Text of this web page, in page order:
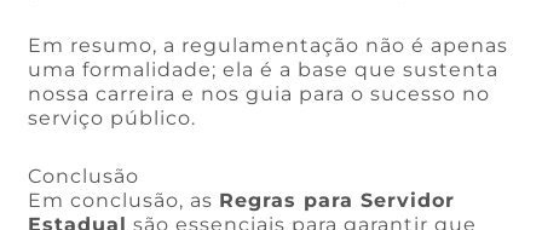
Em resumo, a regulamentação não é apenas
uma formalidade; ela é a base que sustenta
nossa carreira e nos guia para o sucesso no
serviço público.
Conclusão
Em conclusão, as Regras para Servidor
Estadual são essenciais para garantir que